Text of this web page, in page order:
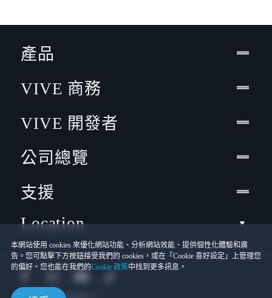
本網站使用 cookies 來優化網站功能、分析網站效能、提供個性化體驗和廣
告。您可點擊下方按鈕接受我們的 cookies，或在「Cookie 喜好設定」上管理您
的偏好。您也能在我們的Cookie 政策中找到更多訊息。
產品
VIVE 商務
VIVE 開發者
公司總覽
支援
Location